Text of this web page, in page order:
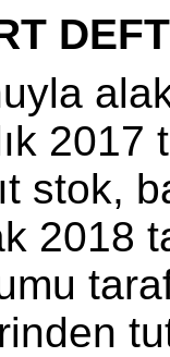
2017
stok,
2018